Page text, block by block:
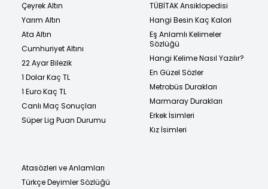
Çeyrek Altın
Yarım Altın
Ata Altın
Cumhuriyet Altını
22 Ayar Bilezik
1 Dolar Kaç TL
1 Euro Kaç TL
Canlı Maç Sonuçları
Süper Lig Puan Durumu
TÜBİTAK Ansiklopedisi
Hangi Besin Kaç Kalori
Eş Anlamlı Kelimeler
Sözlüğü
Hangi Kelime Nasıl Yazılır?
En Güzel Sözler
Metrobüs Durakları
Marmaray Durakları
Erkek İsimleri
Kız İsimleri
Atasözleri ve Anlamları
Türkçe Deyimler Sözlüğü